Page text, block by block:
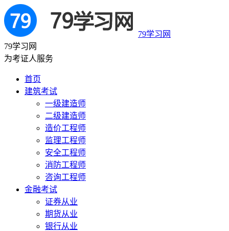
79学习网
79学习网
为考证人服务
首页
建筑考试
一级建造师
二级建造师
造价工程师
监理工程师
安全工程师
消防工程师
咨询工程师
金融考试
证券从业
期货从业
银行从业